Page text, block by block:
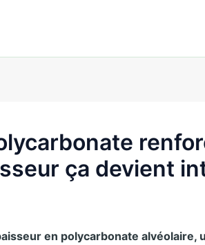
ça devient
en polycarbonate